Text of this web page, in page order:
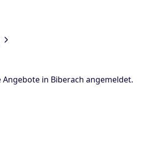
Angebote in Biberach angemeldet.